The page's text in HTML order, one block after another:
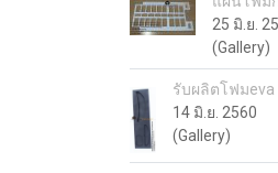
25 มิ.ย.
(Gallery)
รับผลิตโฟม
14 มิ.ย. 2560
(Gallery)